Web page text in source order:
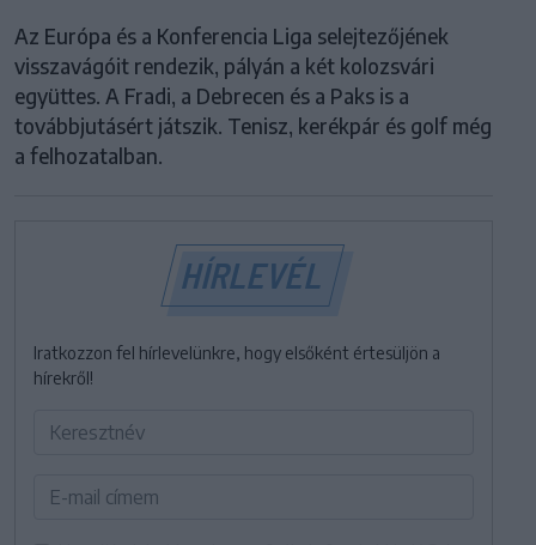
Az Európa és a Konferencia Liga selejtezőjének
visszavágóit rendezik, pályán a két kolozsvári
együttes. A Fradi, a Debrecen és a Paks is a
továbbjutásért játszik. Tenisz, kerékpár és golf még
a felhozatalban.
HÍRLEVÉL
Iratkozzon fel hírlevelünkre, hogy elsőként értesüljön a
hírekről!